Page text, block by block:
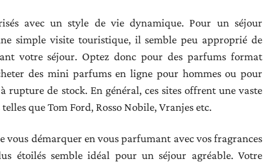
avec un style de vie dynamique. Pour un séjour
simple visite touristique, il semble peu approprié de
votre séjour. Optez donc pour des parfums format
des mini parfums en ligne pour hommes ou pour
rupture de stock. En général, ces sites offrent une vaste
que Tom Ford, Rosso Nobile, Vranjes etc.
vous démarquer en vous parfumant avec vos fragrances
étoilés semble idéal pour un séjour agréable. Votre